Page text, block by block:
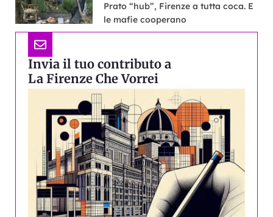
Prato “hub”, Firenze a tutta coca. E
le mafie cooperano
Invia il tuo contributo a
La Firenze Che Vorrei